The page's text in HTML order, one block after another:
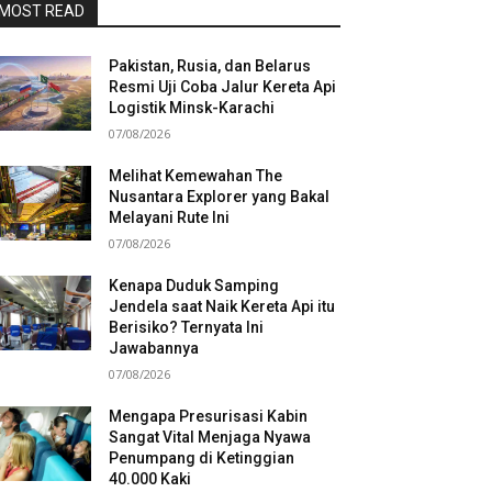
READ
Pakistan, Rusia, dan Belarus
Resmi Uji Coba Jalur Kereta Api
Logistik Minsk-Karachi
07/08/2026
Melihat Kemewahan The
Nusantara Explorer yang Bakal
Melayani Rute Ini
07/08/2026
Kenapa Duduk Samping
Jendela saat Naik Kereta Api itu
Berisiko? Ternyata Ini
Jawabannya
07/08/2026
Mengapa Presurisasi Kabin
Sangat Vital Menjaga Nyawa
Penumpang di Ketinggian
40.000 Kaki